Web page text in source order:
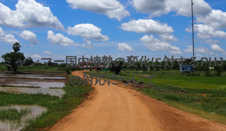
ミャンマー国内情勢の変化に対するPHJ
の対応について